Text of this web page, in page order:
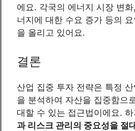
에요. 각국의 에너지 시장 변
너지에 대한 수요 증가 등의
을 올리고 있어요.
결론
산업 집중 투자 전략은 특정
을 분석하여 자산을 집중함으
대할 수 있는 접근법이에요.
과 리스크 관리의 중요성을 절